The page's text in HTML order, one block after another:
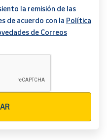
la remisión de las
de acuerdo con la Política
de Correos